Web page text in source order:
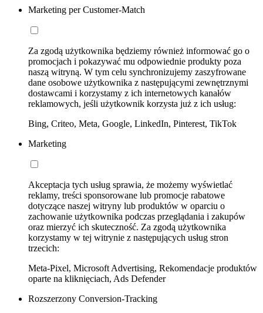
Marketing per Customer-Match
Za zgodą użytkownika będziemy również informować go o
promocjach i pokazywać mu odpowiednie produkty poza
naszą witryną. W tym celu synchronizujemy zaszyfrowane
dane osobowe użytkownika z następującymi zewnętrznymi
dostawcami i korzystamy z ich internetowych kanałów
reklamowych, jeśli użytkownik korzysta już z ich usług:
Bing, Criteo, Meta, Google, LinkedIn, Pinterest, TikTok
Marketing
Akceptacja tych usług sprawia, że możemy wyświetlać
reklamy, treści sponsorowane lub promocje rabatowe
dotyczące naszej witryny lub produktów w oparciu o
zachowanie użytkownika podczas przeglądania i zakupów
oraz mierzyć ich skuteczność. Za zgodą użytkownika
korzystamy w tej witrynie z następujących usług stron
trzecich:
Meta-Pixel, Microsoft Advertising, Rekomendacje produktów
oparte na kliknięciach, Ads Defender
Rozszerzony Conversion-Tracking